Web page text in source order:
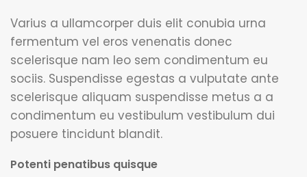
Varius a ullamcorper duis elit conubia urna
fermentum vel eros venenatis donec
scelerisque nam leo sem condimentum eu
sociis. Suspendisse egestas a vulputate ante
scelerisque aliquam suspendisse metus a a
condimentum eu vestibulum vestibulum dui
posuere tincidunt blandit.
Potenti penatibus quisque